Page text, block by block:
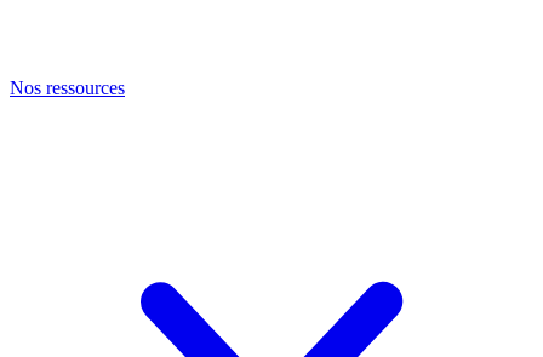
Nos ressources